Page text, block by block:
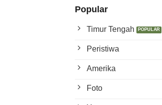
Popular
Timur Tengah
Peristiwa
Amerika
Foto